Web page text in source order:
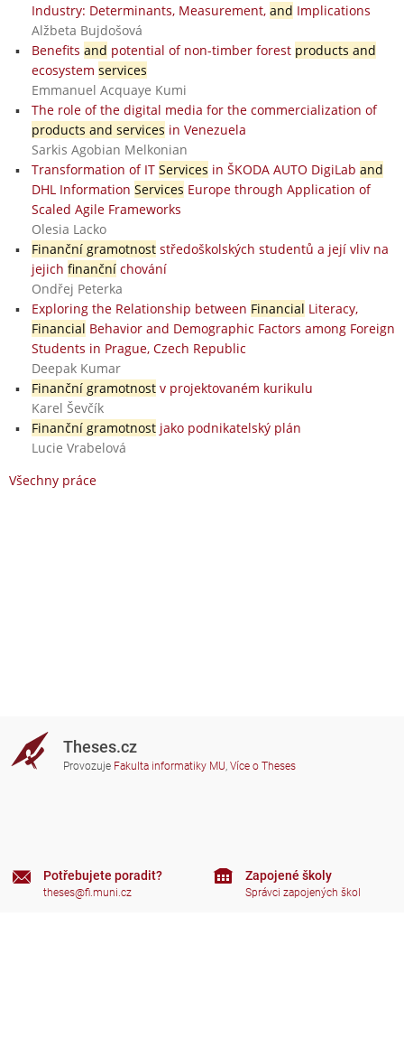
Industry: Determinants, Measurement, and Implications
Alžbeta Bujdošová
Benefits and potential of non-timber forest products and
ecosystem services
Emmanuel Acquaye Kumi
The role of the digital media for the commercialization of
products and services in Venezuela
Sarkis Agobian Melkonian
Transformation of IT Services in ŠKODA AUTO DigiLab and
DHL Information Services Europe through Application of
Scaled Agile Frameworks
Olesia Lacko
Finanční gramotnoststředoškolských studentů a její vliv na
jejich finančníchování
Ondřej Peterka
Exploring the Relationship between Financial Literacy,
Financial Behavior and Demographic Factors among Foreign
Students in Prague, Czech Republic
Deepak Kumar
Finanční gramotnostv projektovaném kurikulu
Karel Ševčík
Finanční gramotnostjako podnikatelský plán
Lucie Vrabelová
Všechny práce
Theses.cz
Provozuje Fakulta informatiky MU, Více o Theses
Potřebujete poradit?
theses@fi.muni.cz
Zapojené školy
Správci zapojených škol